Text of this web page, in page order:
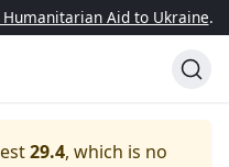
Humanitarian Aid to Ukraine.
29.4, which is no